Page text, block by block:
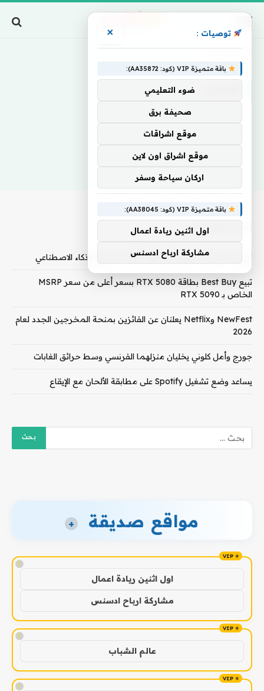
أحدث المقالات
أرض المعارض تطلق أول قناة FAST حصرية للذكاء الاصطناعي
تبيع Best Buy بطاقة RTX 5080 بسعر أعلى من سعر MSRP
الخاص بـ RTX 5090
NewFest وNetflix يعلنان عن الفائزين بمنحة المخرجين الجدد لعام
2026
جورج وأمل كلوني يخليان منزلهما الفرنسي وسط حرائق الغابات
يساعد وضع تشغيل Spotify على مطابقة الألحان مع الإيقاع
مواقع صديقة +
!
اول اثنين ريادة اعمال
مشاركة ارباح ادسنس
!
عالم الشباب
!
توصيات : ×
باقة متميزة VIP (كود: AA35872):
ضوء التعليمي
صحيفة برق
موقع اشراقات
موقع اشراق اون لاين
اركان سياحة وسفر
باقة متميزة VIP (كود: AA38045):
اول اثنين ريادة اعمال
مشاركة ارباح ادسنس